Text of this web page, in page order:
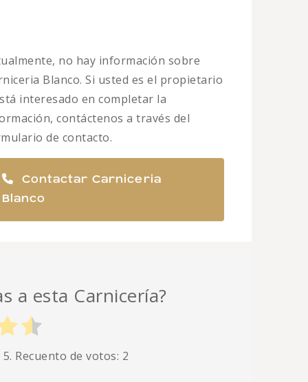
no hay información sobre
Blanco. Si usted es el propietario
interesado en completar la
contáctenos a través del
de contacto.
Contactar Carniceria
Blanco
a esta Carnicería?
Recuento de votos: 2